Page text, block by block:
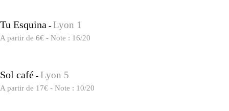
Tu Esquina - Lyon 1
A partir de 6€ - Note : 16/20
Sol café - Lyon 5
A partir de 17€ - Note : 10/20